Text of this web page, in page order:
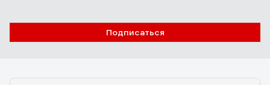
Подписаться